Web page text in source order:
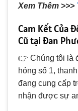
Xem Thêm >>>
Cam Kết Của
Cũ tại Đan
👉 Chúng tôi là
hỏng số 1,
đang cung cấp
nhận được sự